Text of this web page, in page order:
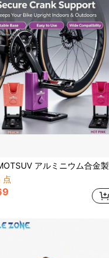
アルミニウム合金製自転車クランクパーキングスタンド、ユニバーサルポータブル自転車フロアスタンド、調整可能な室内/屋外自転車収納およびディスプレイラック
点